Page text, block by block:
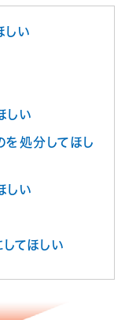
しい
しい
を処分してほし
しい
てほしい